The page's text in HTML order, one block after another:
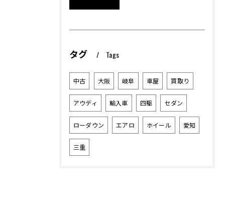
タグ Tags
中古 大阪 岐阜 車屋 買取り
アウディ 輸入車 四駆 セダン
ローダウン エアロ ホイール 愛知
三重